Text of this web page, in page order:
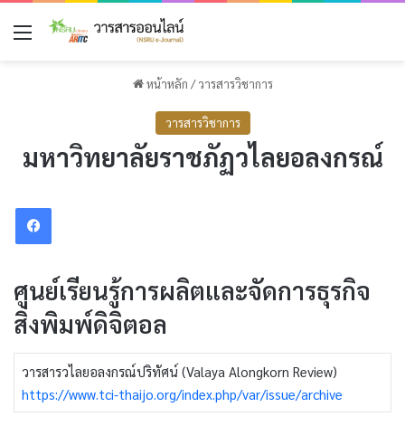
เมนู
หน้าหลัก / วารสารวิชาการ
วารสารวิชาการ
มหาวิทยาลัยราชภัฏวไลยอลงกรณ์
Facebook
ศูนย์เรียนรู้การผลิตและจัดการธุรกิจ
สิ่งพิมพ์ดิจิตอล
วารสารวไลยอลงกรณ์ปริทัศน์ (Valaya Alongkorn Review)
https://www.tci-thaijo.org/index.php/var/issue/archive